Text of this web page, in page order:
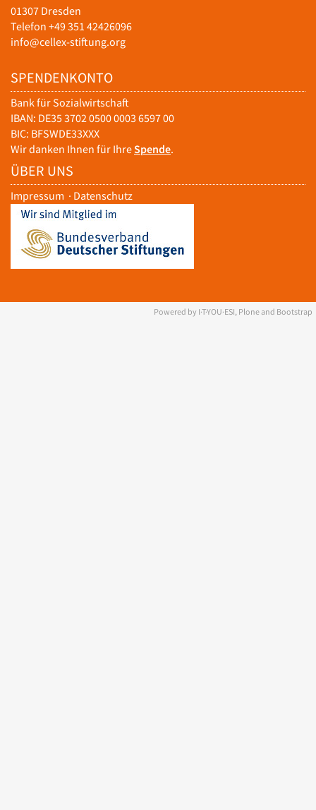
01307 Dresden
Telefon +49 351 42426096
info@cellex-stiftung.org
SPENDENKONTO
Bank für Sozialwirtschaft
IBAN: DE35 3702 0500 0003 6597 00
BIC: BFSWDE33XXX
Wir danken Ihnen für IhreSpende.
ÜBER UNS
Impressum · Datenschutz
Powered by I·T·YOU·ESI, Plone and Bootstrap